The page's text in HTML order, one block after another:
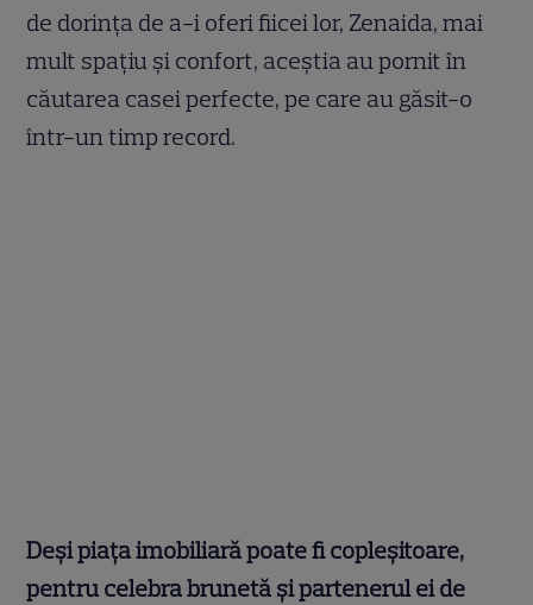
de dorința de a-i oferi fiicei lor, Zenaida, mai
mult spațiu și confort, aceștia au pornit în
căutarea casei perfecte, pe care au găsit-o
într-un timp record.
Deși piața imobiliară poate fi copleșitoare,
pentru celebra brunetă și partenerul ei de